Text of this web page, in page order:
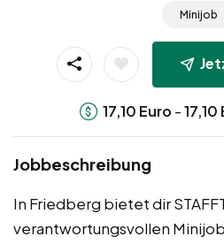
Minijob
17,10 Euro -17,10
Jobbeschreibung
In Friedberg bietet dir
verantwortungsvollen